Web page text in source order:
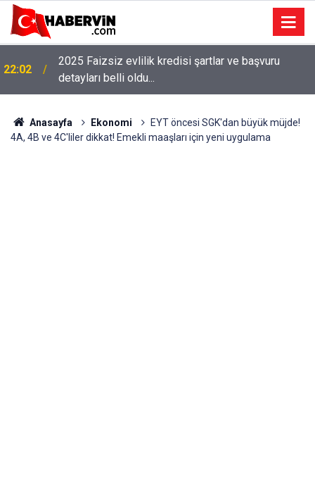
22:02
2025 Faizsiz evlilik kredisi şartlar ve başvuru
detayları belli oldu...
Anasayfa Ekonomi
EYT öncesi SGK'dan büyük müjde!
4A, 4B ve 4C'liler dikkat! Emekli maaşları için yeni uygulama